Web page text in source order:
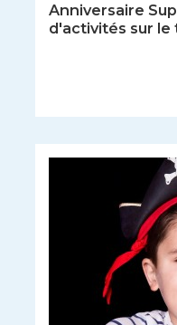
Anniversaire
d'activités sur le